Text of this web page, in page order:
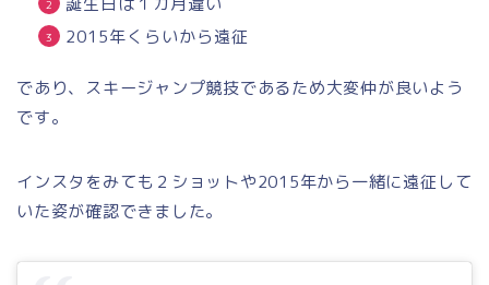
2015年くらいから遠征
であり、スキージャンプ競技であるため大変仲が良いよう
です。
インスタをみても２ショットや2015年から一緒に遠征して
いた姿が確認できました。